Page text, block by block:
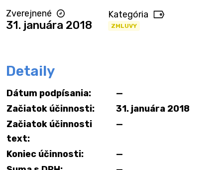
Zverejnené
31. januára 2018
Kategória
ZMLUVY
Detaily
Dátum podpísania:
—
Začiatok účinnosti:
31. januára 2018
Začiatok účinnosti
text:
—
Koniec účinnosti:
—